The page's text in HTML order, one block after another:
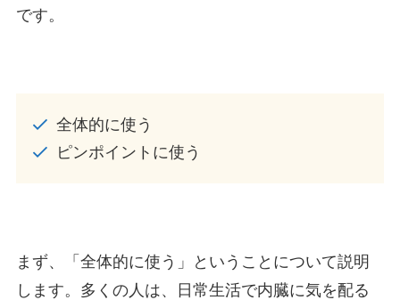
です。
全体的に使う
ピンポイントに使う
まず、「全体的に使う」ということについて説明
します。多くの人は、日常生活で内臓に気を配る